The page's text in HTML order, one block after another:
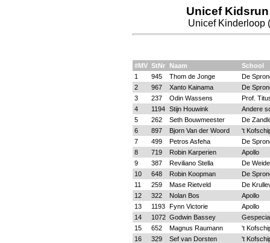
Unicef
Unicef Kinderloop
#MV StNr Naam
School
1
945 Thom de Jonge
De
2
967 Xanto Kainama
De
3
237 Odin Wassens
Prof.
4
1194 Stijn Houwink
Andere
5
262 Seth Bouwmeester
De
6
897 Bjorn Van der Woord
't
7
499 Petros Asfeha
De
8
719 Robin Karperien
Apollo
9
387 Reviliano Stella
De
10
648 Robin Koopman
De
11
259 Mase Rietveld
De
12
322 Nolan Bos
Apollo
13
1193 Fynn Victorie
Apollo
14
1072 Godwin Bassey
15
652 Magnus Raumann
't
16
329 Sef van Dorsten
't